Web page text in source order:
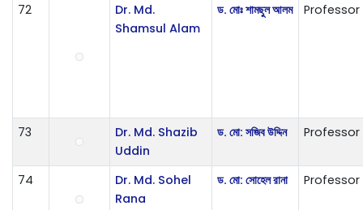
72
Dr. Md.
Shamsul Alam
ড. মোঃ শামছুল আলম Professor
73
Dr. Md. Shazib
Uddin
ড. মো: সজিব উদ্দিন Professor
74
Dr. Md. Sohel
Rana
ড. মো: সোহেল রানা Professor